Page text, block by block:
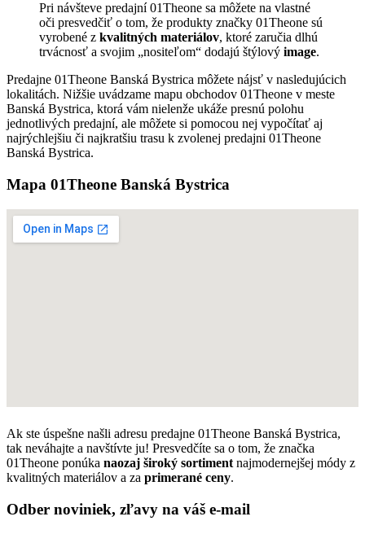
Pri návšteve predajní 01Theone sa môžete na vlastné
oči presvedčiť o tom, že produkty značky 01Theone sú
vyrobené z kvalitných materiálov, ktoré zaručia dlhú
trvácnosť a svojim „nositeľom“ dodajú štýlový image.
Predajne 01Theone Banská Bystrica môžete nájsť v nasledujúcich
lokalitách. Nižšie uvádzame mapu obchodov 01Theone v meste
Banská Bystrica, ktorá vám nielenže ukáže presnú polohu
jednotlivých predajní, ale môžete si pomocou nej vypočítať aj
najrýchlejšiu či najkratšiu trasu k zvolenej predajni 01Theone
Banská Bystrica.
Mapa 01Theone Banská Bystrica
Ak ste úspešne našli adresu predajne 01Theone Banská Bystrica,
tak neváhajte a navštívte ju! Presvedčíte sa o tom, že značka
01Theone ponúka naozaj široký sortiment najmodernejšej módy z
kvalitných materiálov a za primerané ceny.
Odber noviniek, zľavy na váš e-mail